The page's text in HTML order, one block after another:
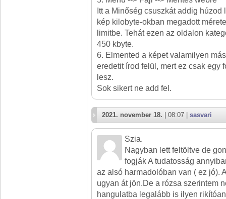
Itt a Minőség csuszkát addig
kép kilobyte-okban megadott
limitbe. Tehát ezen az oldalon
450 kbyte.
6. Elmented a képet valamilyen
eredetit írod felül, mert ez csak egy
lesz.
Sok sikert ne add fel.
2021. november 18. | 08:07 | sasvari
Szia.
Nagyban lett feltöltve de
fogják A tudatosság
az alsó harmadolóban van ( ez jó).
ugyan át jön.De a rózsa szerintem
hangulatba legalább is ilyen